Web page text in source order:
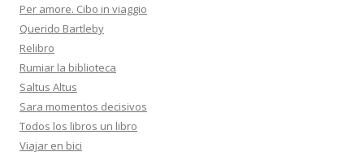
Per amore. Cibo in viaggio
Querido Bartleby
Relibro
Rumiar la biblioteca
Saltus Altus
Sara momentos decisivos
Todos los libros un libro
Viajar en bici